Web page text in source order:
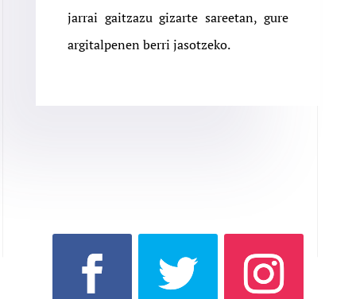
jarrai gaitzazu gizarte sareetan, gure
argitalpenen berri jasotzeko.